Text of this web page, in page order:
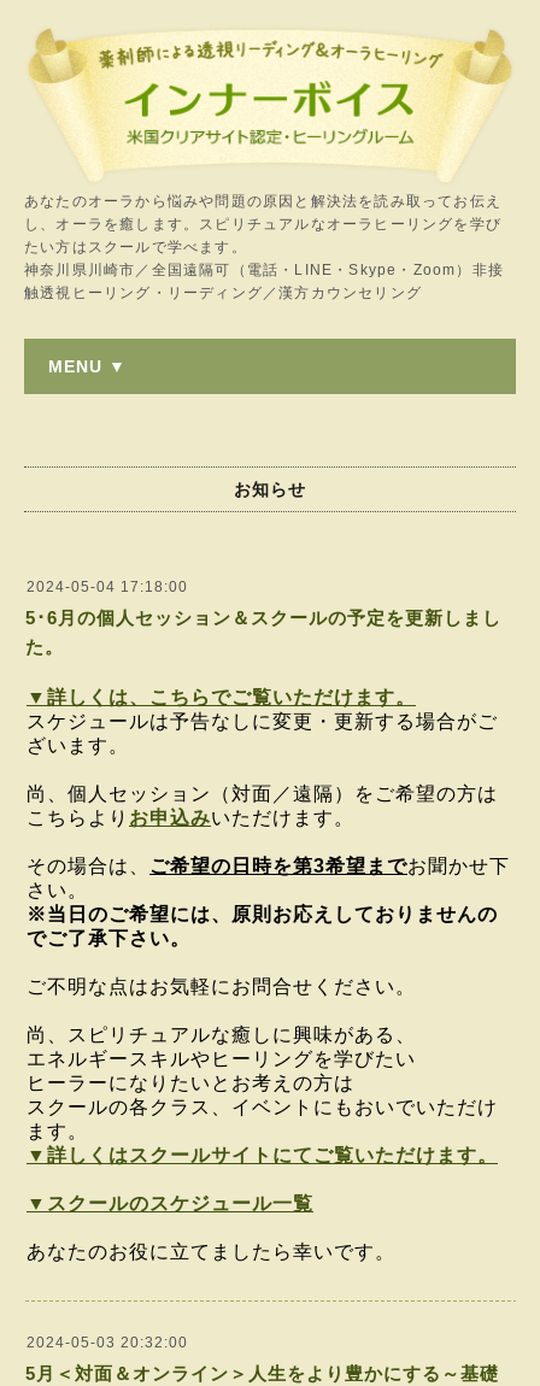
あなたのオーラから悩みや問題の原因と解決法を読み取ってお伝え
し、オーラを癒します。スピリチュアルなオーラヒーリングを学び
たい方はスクールで学べます。
神奈川県川崎市／全国遠隔可（電話・LINE・Skype・Zoom）非接
触透視ヒーリング・リーディング／漢方カウンセリング
MENU ▼
お知らせ
2024-05-04 17:18:00
5･6月の個人セッション＆スクールの予定を更新しまし
た。
▼詳しくは、こちらでご覧いただけます。
スケジュールは予告なしに変更・更新する場合がご
ざいます。
尚、個人セッション（対面／遠隔）をご希望の方は
こちらより お申込みいただけます。
その場合は、 ご希望の日時を第3希望までお聞かせ下
さい。
※当日のご希望には、原則お応えしておりませんの
でご了承下さい。
ご不明な点はお気軽にお問合せください。
尚、スピリチュアルな癒しに興味がある、
エネルギースキルやヒーリングを学びたい
ヒーラーになりたいとお考えの方は
スクールの各クラス、イベントにもおいでいただけ
ます。
▼詳しくはスクールサイトにてご覧いただけます。
▼スクールのスケジュール一覧
あなたのお役に立てましたら幸いです。
2024-05-03 20:32:00
5月＜対面＆オンライン＞人生をより豊かにする～基礎